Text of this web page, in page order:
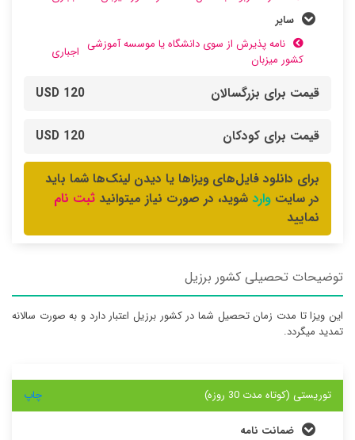
سایر
نامه پذیرش از سوی دانشگاه یا موسسه آموزشی
کشور میزبان
اجباری
قیمت برای بزرگسالان 120 USD
قیمت برای کودکان 120 USD
برای دانلود فایل‌های ویزاها یا دیدن لینک‌ها شما باید
در سایت وارد شوید، در صورت نیاز میتوانید ثبت نام
نمایید
توضیحات تحصیلی کشور برزیل
این ویزا تا مدت زمان تحصیل شما در کشور برزیل اعتبار دارد و به صورت سالانه
تمدید میگردد.
توریستی (کوتاه مدت 30 روزه) چاپ
ضمانت نامه